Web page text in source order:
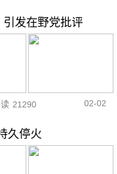
发在野党批评
21290 02-02
久停火